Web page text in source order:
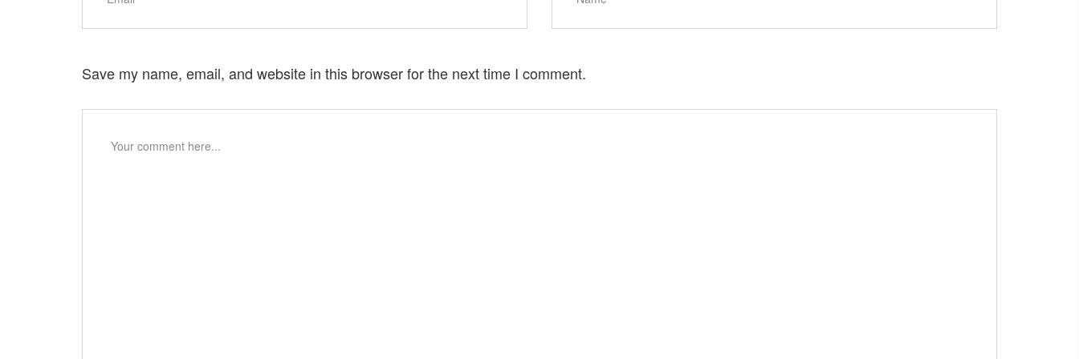
Save my name, email, and website in this browser for the next time I comment.